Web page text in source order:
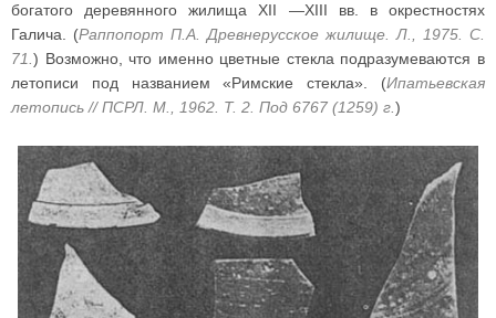
богатого деревянного жилища XII —XIII вв. в окрестностях
Галича. (Раппопорт П.А. Древнерусское жилище. Л., 1975. С.
71. ) Возможно, что именно цветные стекла подразумеваются в
летописи под названием «Римские стекла». (Ипатьевская
летопись // ПСРЛ. М., 1962. Т. 2. Под 6767 (1259) г. )